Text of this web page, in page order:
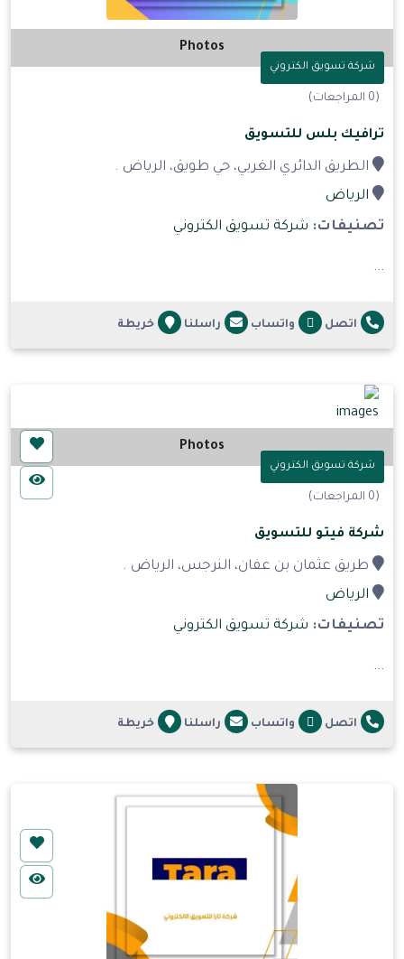
Photos
شركة تسويق الكتروني
(0 المراجعات)
ترافيك بلس للتسويق
الطريق الدائري الغربي، حي طويق، الرياض .
الرياض
تصنيفات: شركة تسويق الكتروني
...
اتصل واتساب راسلنا خريطة
Photos
شركة تسويق الكتروني
(0 المراجعات)
شركة فيتو للتسويق
طريق عثمان بن عفان، النرجس، الرياض .
الرياض
تصنيفات: شركة تسويق الكتروني
...
اتصل واتساب راسلنا خريطة